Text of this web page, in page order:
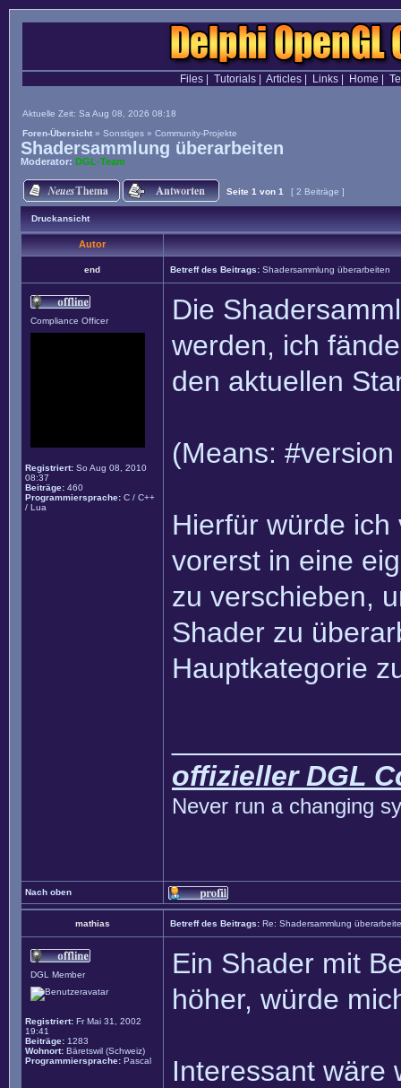
Files| Tutorials| Articles| Links| Home
Aktuelle Zeit: Sa Aug 08, 2026 08:18
Foren-Übersicht » Sonstiges » Community-Projekte
Shadersammlung überarbeiten
Moderator: DGL-Team
Seite 1 von 1 [ 2 Beiträge ]
Druckansicht
Autor
end Betreff des Beitrags: Shadersammlung überarbeiten
Compliance Officer
Registriert: So Aug 08, 2010
08:37
Beiträge: 460
Programmiersprache: C / C++
/ Lua
Die
werden, ich
den aktuellen
(Means:
Hierfür würde
vorerst in eine
zu verschieben,
Shader zu
Hauptkategorie
offizieller DGL
Never run a changing
Nach oben
mathias Betreff des Beitrags: Re: Shadersammlung
DGL Member
Registriert: Fr Mai 31, 2002
19:41
Beiträge: 1283
Wohnort: Bäretswil (Schweiz)
Programmiersprache: Pascal
Ein Shader mit
höher, würde
Interessant wäre